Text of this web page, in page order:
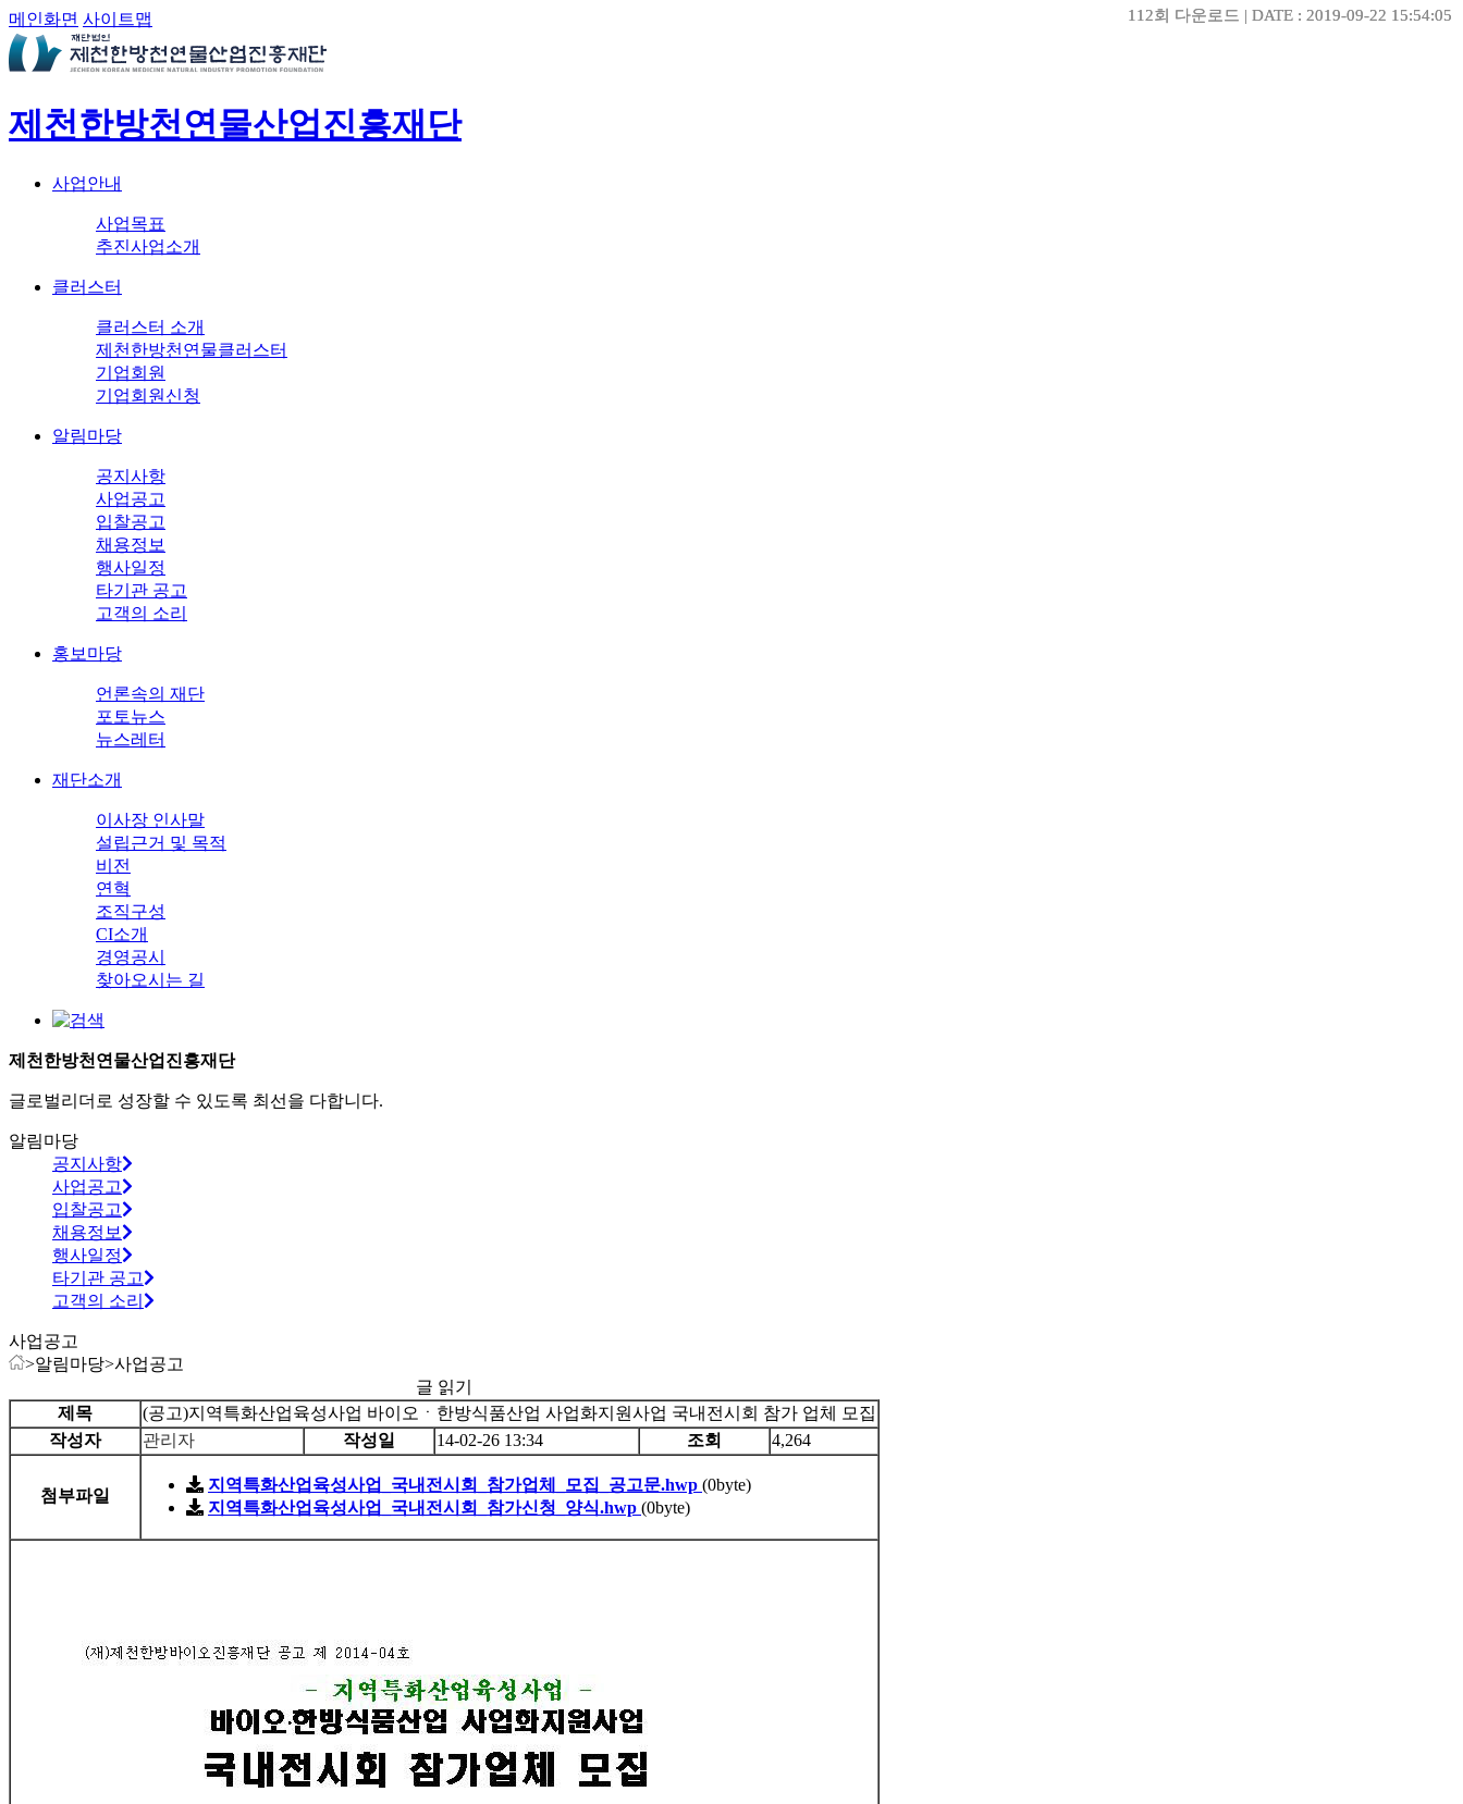
메인화면 사이트맵
제천한방천연물산업진흥재단
사업안내
사업목표
추진사업소개
클러스터
클러스터 소개
제천한방천연물클러스터
기업회원
기업회원신청
알림마당
공지사항
사업공고
입찰공고
채용정보
행사일정
타기관 공고
고객의 소리
홍보마당
언론속의 재단
포토뉴스
뉴스레터
재단소개
이사장 인사말
설립근거 및 목적
비전
연혁
조직구성
CI소개
경영공시
찾아오시는 길
제천한방천연물산업진흥재단
글로벌리더로 성장할 수 있도록 최선을 다합니다.
알림마당
공지사항
사업공고
입찰공고
채용정보
행사일정
타기관 공고
고객의 소리
사업공고
>알림마당>사업공고
글 읽기
제목
(공고)지역특화산업육성사업 바이오ㆍ한방식품산업 사업화지원사업 국내전시회 참가 업체 모집
작성자
관리자 작성일 14-02-26 13:34 조회 4,264
첨부파일
지역특화산업육성사업_국내전시회_참가업체_모집_공고문.hwp (0byte)
112회 다운로드 | DATE : 2019-09-22 15:54:05
지역특화산업육성사업_국내전시회_참가신청_양식.hwp (0byte)
112회 다운로드 | DATE : 2019-09-22 15:54:05